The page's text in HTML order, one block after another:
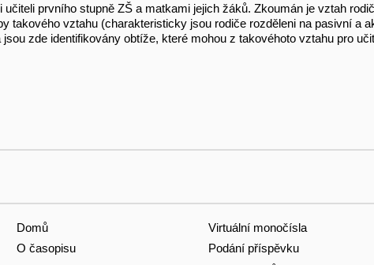
prvního stupně ZŠ a matkami jejich žáků. Zkoumán je vztah
takového vztahu (charakteristicky jsou rodiče rozděleni na pasivní a
zde identifikovány obtíže, které mohou z takovéhoto vztahu pro
Domů
O časopisu
Virtuální monočísla
Podání příspěvku